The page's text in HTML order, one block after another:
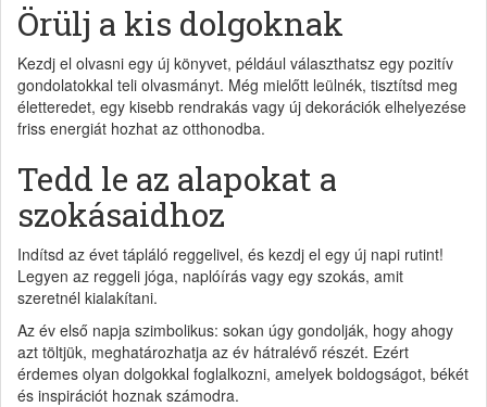
Örülj a kis dolgoknak
Kezdj el olvasni egy új könyvet, például választhatsz egy pozitív
gondolatokkal teli olvasmányt. Még mielőtt leülnék, tisztítsd meg
életteredet, egy kisebb rendrakás vagy új dekorációk elhelyezése
friss energiát hozhat az otthonodba.
Tedd le az alapokat a
szokásaidhoz
Indítsd az évet tápláló reggelivel, és kezdj el egy új napi rutint!
Legyen az reggeli jóga, naplóírás vagy egy szokás, amit
szeretnél kialakítani.
Az év első napja szimbolikus: sokan úgy gondolják, hogy ahogy
azt töltjük, meghatározhatja az év hátralévő részét. Ezért
érdemes olyan dolgokkal foglalkozni, amelyek boldogságot, békét
és inspirációt hoznak számodra.